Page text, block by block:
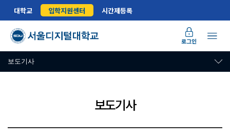
대학교 입학지원센터 시간제등록
로그인
보도기사
보도기사